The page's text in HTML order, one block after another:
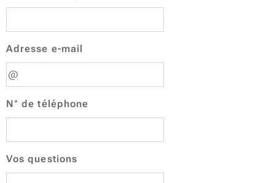
Adresse e-mail
N° de téléphone
Vos questions